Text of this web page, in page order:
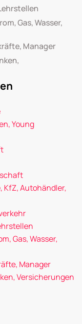
Gas, Wasser,
Manager
Young
KfZ, Autohändler,
Gas, Wasser,
Manager
Versicherungen